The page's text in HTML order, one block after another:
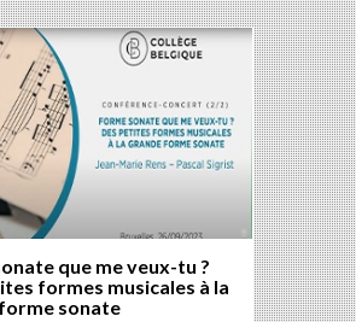
que me veux-tu ?
formes musicales à la
sonate